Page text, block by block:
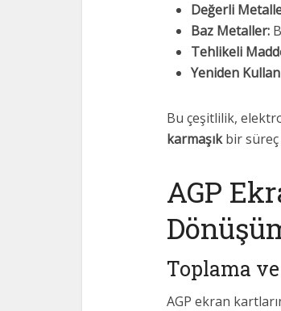
Değerli
Baz Metaller:
Tehlikeli
Yeniden
Bu çeşitlilik,
karmaşıkbir süreç
AGP
Toplama
AGP ekran